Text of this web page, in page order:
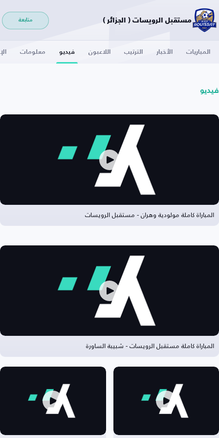
مستقبل الرويسات ( الجزائر ) متابعة
المباريات الأخبار الترتيب اللاعبون فيديو معلومات
فيديو
المباراة كاملة مولودية وهران - مستقبل الرويسات
المباراة كاملة مستقبل الرويسات - شبيبة الساورة